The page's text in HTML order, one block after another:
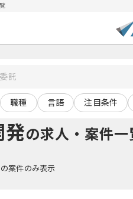
職種 言語 注目条件
発の求人・案件一
案件のみ表示